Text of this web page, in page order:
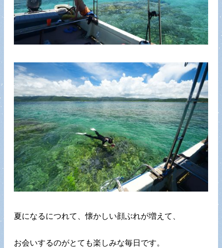
夏になるにつれて、懐かしい顔ぶれが増えて、
お会いするのがとても楽しみな毎日です。